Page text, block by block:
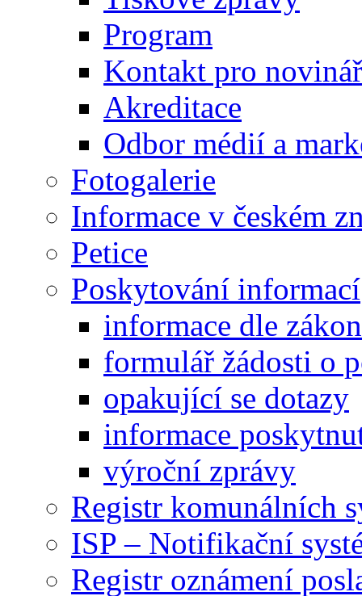
Program
Kontakt pro
Akreditace
Odbor médií a
Fotogalerie
Informace v českém
Petice
Poskytování informací
informace dle
formulář žádosti o
opakující se dotazy
informace
výroční zprávy
Registr komunálních
ISP – Notifikační
Registr oznámení